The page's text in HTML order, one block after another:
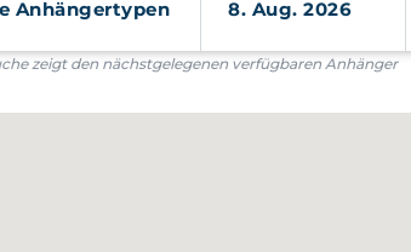
zeigt den nächstgelegenen verfügbaren Anhänger